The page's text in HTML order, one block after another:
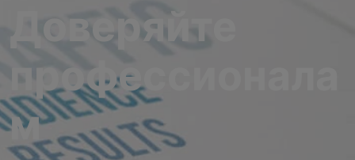
Доверяйте
профессионала
м